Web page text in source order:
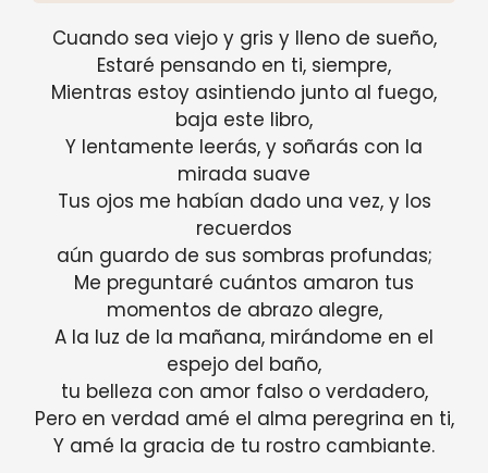
Cuando sea viejo y gris y lleno de sueño,
Estaré pensando en ti, siempre,
Mientras estoy asintiendo junto al fuego,
baja este libro,
Y lentamente leerás, y soñarás con la
mirada suave
Tus ojos me habían dado una vez, y los
recuerdos
aún guardo de sus sombras profundas;
Me preguntaré cuántos amaron tus
momentos de abrazo alegre,
A la luz de la mañana, mirándome en el
espejo del baño,
tu belleza con amor falso o verdadero,
Pero en verdad amé el alma peregrina en ti,
Y amé la gracia de tu rostro cambiante.